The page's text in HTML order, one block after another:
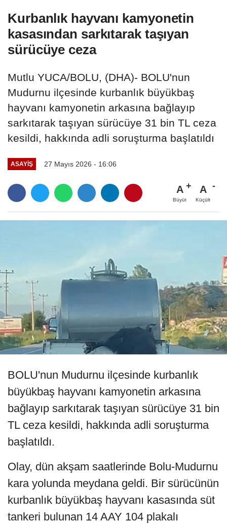
Kurbanlık hayvanı kamyonetin
kasasından sarkıtarak taşıyan
sürücüye ceza
Mutlu YUCA/BOLU, (DHA)- BOLU'nun
Mudurnu ilçesinde kurbanlık büyükbaş
hayvanı kamyonetin arkasına bağlayıp
sarkıtarak taşıyan sürücüye 31 bin TL ceza
kesildi, hakkında adli soruşturma başlatıldı
ASAYIŞ 27 Mayıs 2026 - 16:06
A
Büyüt
A
Küçült
BOLU'nun Mudurnu ilçesinde kurbanlık
büyükbaş hayvanı kamyonetin arkasına
bağlayıp sarkıtarak taşıyan sürücüye 31 bin
TL ceza kesildi, hakkında adli soruşturma
başlatıldı.
Olay, dün akşam saatlerinde Bolu-Mudurnu
kara yolunda meydana geldi. Bir sürücünün
kurbanlık büyükbaş hayvanı kasasında süt
tankeri bulunan 14 AAY 104 plakalı